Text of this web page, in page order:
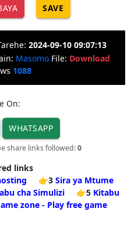
SAVE
2024-09-10 09:07:13
Masomo File: Download
1088
On:
WHATSAPP
share links followed:0
links
👉3 Sira ya Mtume
cha Simulizi 👉5 Kitabu
zone - Play free game